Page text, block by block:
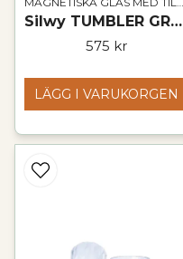
Silwy TUMBLER GREY magnetiska plastglas
575 kr
LÄGG I VARUKORGEN